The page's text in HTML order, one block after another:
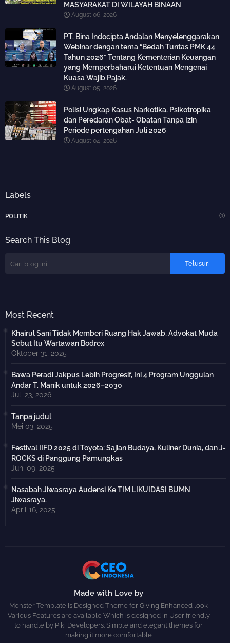
MASYARAKAT DI WILAYAH BINAAN
August 06, 2026
PT. Bina Indocipta Andalan Menyelenggarakan
Webinar dengan tema “Bedah Tuntas PMK 44
Tahun 2026” Tentang Kementerian Keuangan
yang Memperbaharui Ketentuan Mengenai
Kuasa Wajib Pajak.
August 05, 2026
Polisi Ungkap Kasus Narkotika, Psikotropika
dan Peredaran Obat- Obatan Tanpa Izin
Periode pertengahan Juli 2026
August 04, 2026
Labels
POLITIK (1)
Search This Blog
Most Recent
Khairul Sani Tidak Memberi Ruang Hak Jawab, Advokat Muda
Sebut Itu Wartawan Bodrex
Oktober 31, 2025
Bawa Peradi Jakpus Lebih Progresif, Ini 4 Program Unggulan
Andar T. Manik untuk 2026–2030
Juli 23, 2026
Tanpa judul
Mei 03, 2025
Festival IIFD 2025 di Toyota: Sajian Budaya, Kuliner Dunia, dan J-
ROCKS di Panggung Pamungkas
Juni 09, 2025
Nasabah Jiwasraya Audensi Ke TIM LIKUIDASI BUMN
Jiwasraya.
April 16, 2025
Made with Love by
Monster Template is Designed Theme for Giving Enhanced look
Various Features are available Which is designed in User friendly
to handle by Piki Developers. Simple and elegant themes for
making it more comfortable